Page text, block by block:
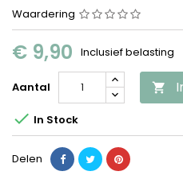
Waardering
€ 9,90 Inclusief belasting
Aantal 
 In Stock
Delen